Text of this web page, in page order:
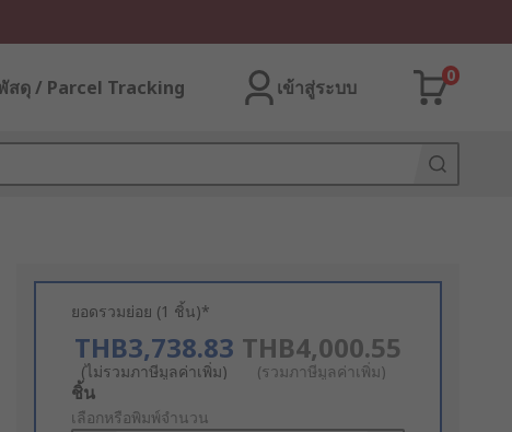
สดุ / Parcel Tracking เข้าสู่ระบบ
0
ยอดรวมย่อย (1 ชิ้น)*
THB3,738.83
(ไม่รวมภาษีมูลค่าเพิ่ม)
THB4,000.55
(รวมภาษีมูลค่าเพิ่ม)
Add
to
ชิ้น
เลือกหรือพิมพ์จำนวน